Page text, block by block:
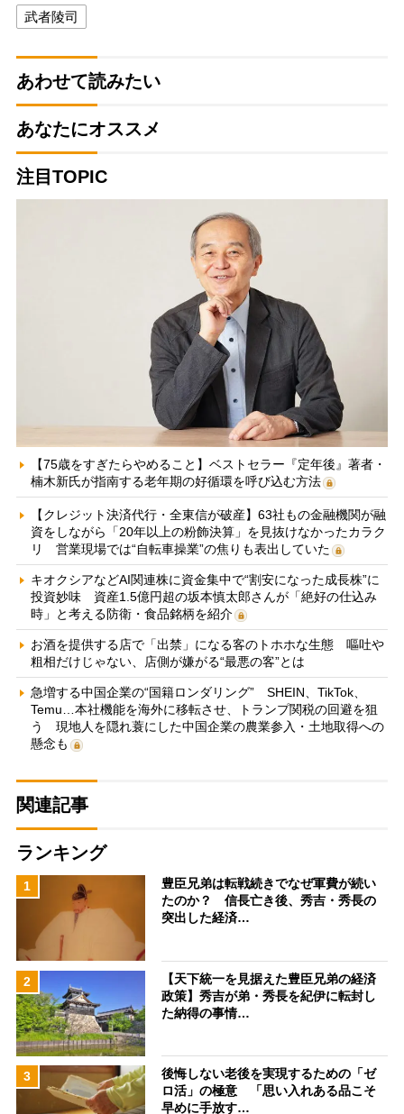
武者陵司
あわせて読みたい
あなたにオススメ
注目TOPIC
【75歳をすぎたらやめること】ベストセラー『定年後』著者・
楠木新氏が指南する老年期の好循環を呼び込む方法
【クレジット決済代行・全東信が破産】63社もの金融機関が融
資をしながら「20年以上の粉飾決算」を見抜けなかったカラク
リ 営業現場では“自転車操業”の焦りも表出していた
キオクシアなどAI関連株に資金集中で“割安になった成長株”に
投資妙味 資産1.5億円超の坂本慎太郎さんが「絶好の仕込み
時」と考える防衛・食品銘柄を紹介
お酒を提供する店で「出禁」になる客のトホホな生態 嘔吐や
粗相だけじゃない、店側が嫌がる“最悪の客”とは
急増する中国企業の“国籍ロンダリング” SHEIN、TikTok、
Temu…本社機能を海外に移転させ、トランプ関税の回避を狙
う 現地人を隠れ蓑にした中国企業の農業参入・土地取得への
懸念も
関連記事
ランキング
1
豊臣兄弟は転戦続きでなぜ軍費が続い
たのか？ 信長亡き後、秀吉・秀長の
突出した経済…
2
【天下統一を見据えた豊臣兄弟の経済
政策】秀吉が弟・秀長を紀伊に転封し
た納得の事情…
3
後悔しない老後を実現するための「ゼ
ロ活」の極意 「思い入れある品こそ
早めに手放す…